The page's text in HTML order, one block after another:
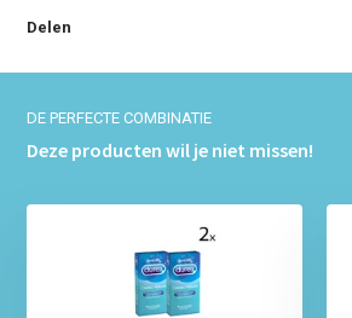
Delen
DE PERFECTE COMBINATIE
Deze producten wil je niet missen!